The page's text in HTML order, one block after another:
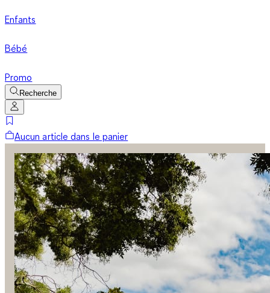
Enfants
Bébé
Promo
Recherche
Aucun article dans le panier